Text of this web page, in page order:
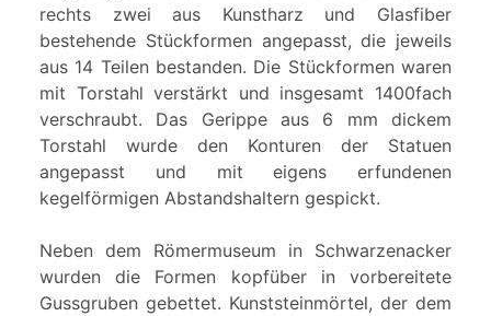
rechts zwei aus Kunstharz und Glasfiber
bestehende Stückformen angepasst, die jeweils
aus 14 Teilen bestanden. Die Stückformen waren
mit Torstahl verstärkt und insgesamt 1400fach
verschraubt. Das Gerippe aus 6 mm dickem
Torstahl wurde den Konturen der Statuen
angepasst und mit eigens erfundenen
kegelförmigen Abstandshaltern gespickt.
Neben dem Römermuseum in Schwarzenacker
wurden die Formen kopfüber in vorbereitete
Gussgruben gebettet. Kunststeinmörtel, der dem